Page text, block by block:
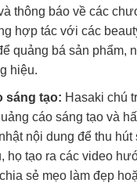
thông báo về các
hợp tác với các
quảng bá sản phẩm,
hiệu.
sáng tạo: Hasaki chú
cáo sáng tạo và
nội dung để thu
họ tạo ra các video
sẻ mẹo làm đẹp